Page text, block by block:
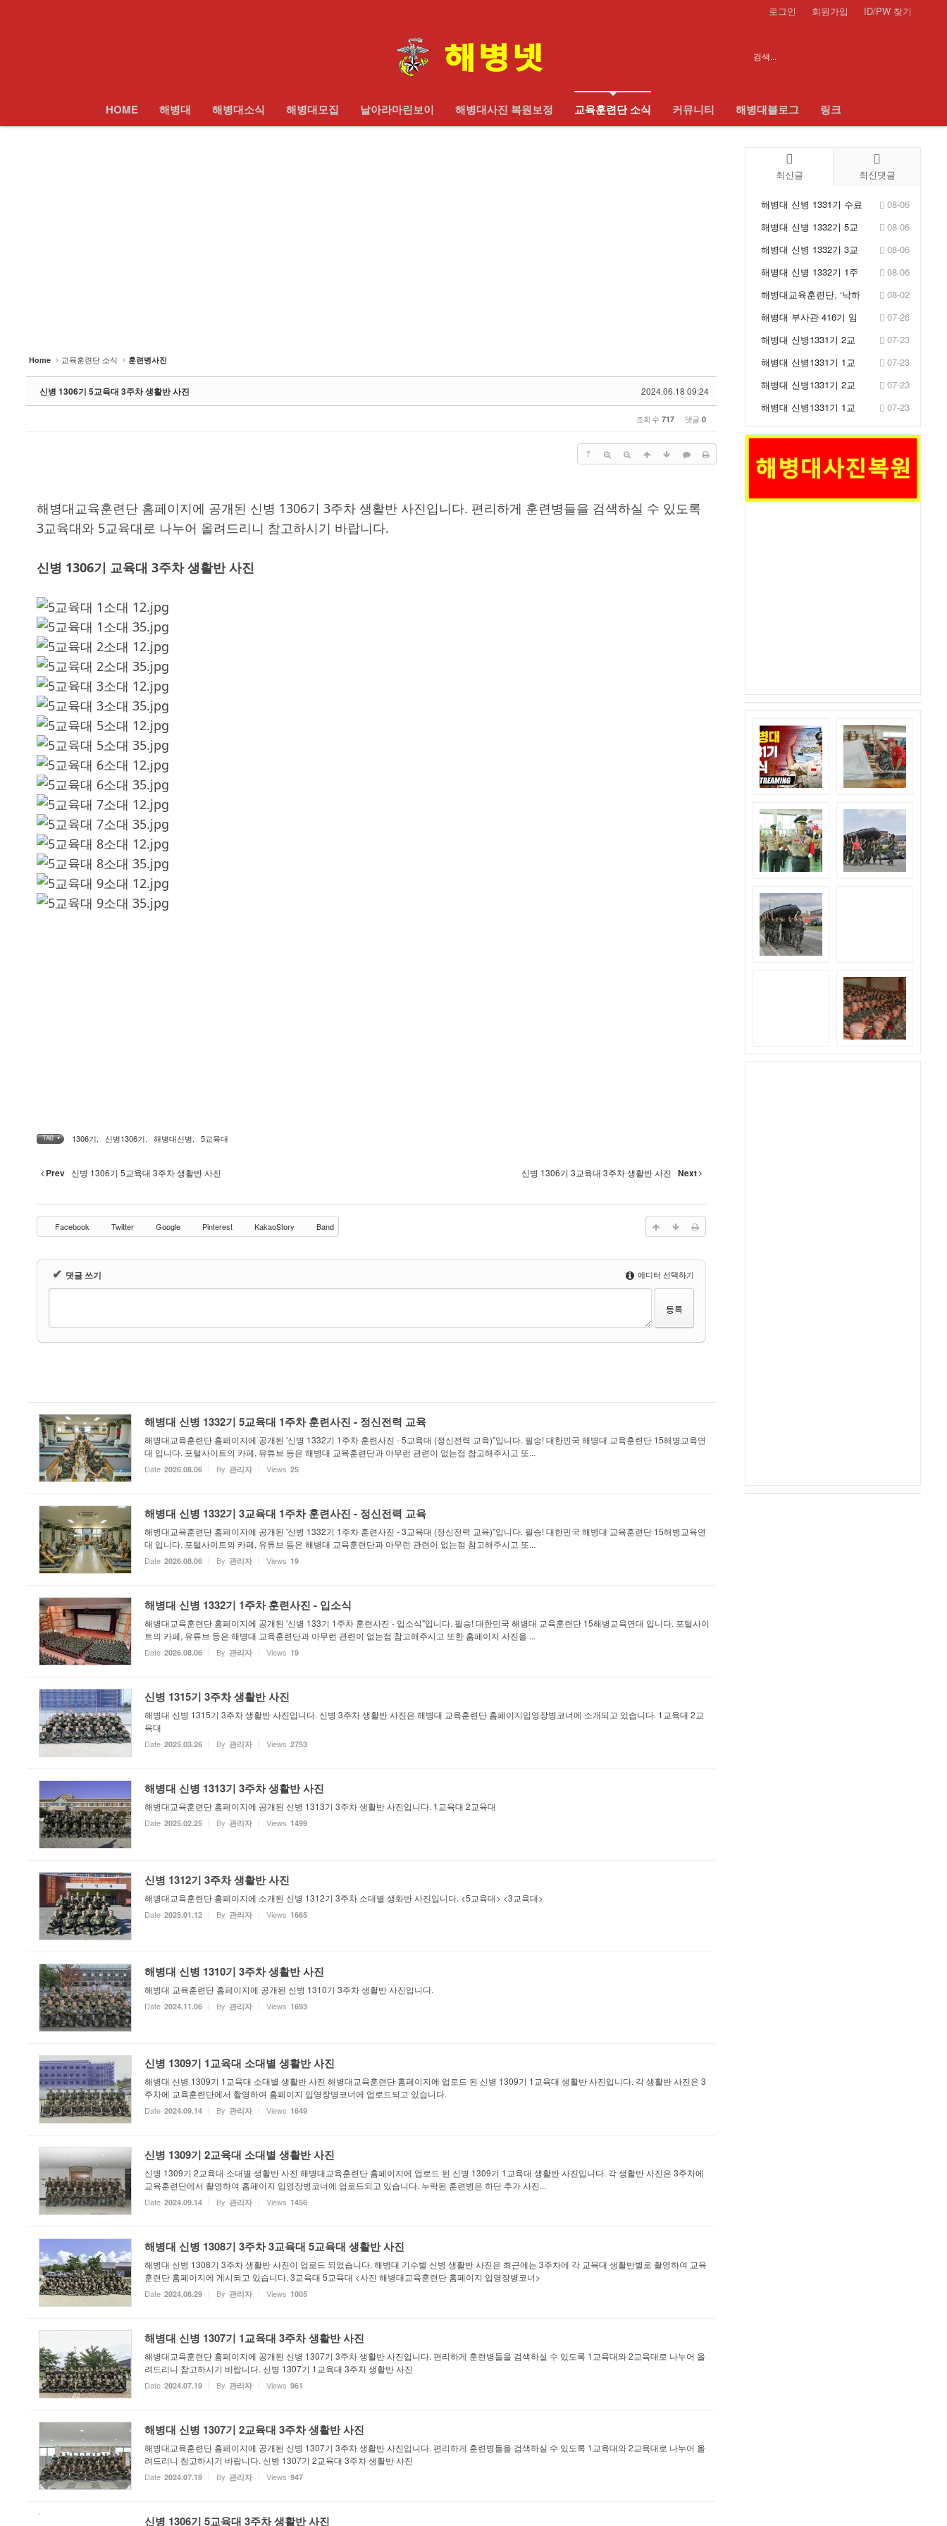
로그인
회원가입 ID/PW 찾기
HOME 해병대 해병대소식 해병대모집 날아라마린보이 해병대사진 복원보정 교육훈련단 소식 커뮤니티 해병대블로그 링크
최신글 최신댓글
해병대 신병 1331기 수료
08-06
해병대 신병 1332기 5교
08-06
해병대 신병 1332기 3교
08-06
해병대 신병 1332기 1주
08-06
해병대교육훈련단, ‘낙하
08-02
해병대 부사관 416기 임
07-26
해병대 신병1331기 2교
IB...
07-23
해병대 신병1331기 1교
IB...
07-23
해병대 신병1331기 2교
생...
07-23
해병대 신병1331기 1교
생...
07-23
Home 교육훈련단 소식 훈련병사진
2024.06.18 09:24
신병 1306기 5교육대 3주차 생활반 사진
조회 수 717 댓글 0
?
해병대교육훈련단 홈페이지에 공개된 신병 1306기 3주차 생활반 사진입니다. 편리하게 훈련병들을 검색하실 수 있도록
3교육대와 5교육대로 나누어 올려드리니 참고하시기 바랍니다.
신병 1306기 교육대 3주차 생활반 사진
TAG • 1306기, 신병1306기, 해병대신병, 5교육대
Prev 신병 1306기 5교육대 3주차 생활반 사진 신병 1306기 3교육대 3주차 생활반 사진 Next
Facebook Twitter Google Pinterest KakaoStory Band
✔ 댓글 쓰기 에디터 선택하기
해병대 신병 1332기 5교육대 1주차 훈련사진 - 정신전력 교육
해병대교육훈련단 홈페이지에 공개된 '신병 1332기 1주차 훈련사진 - 5교육대 (정신전력 교육)"입니다. 필승! 대한민국 해병대 교육훈련단 15해병교육연
대 입니다. 포털사이트의 카페, 유튜브 등은 해병대 교육훈련단과 아무런 관련이 없는점 참고해주시고 또...
Date 2026.08.06 By 관리자 Views 25
해병대 신병 1332기 3교육대 1주차 훈련사진 - 정신전력 교육
해병대교육훈련단 홈페이지에 공개된 '신병 1332기 1주차 훈련사진 - 3교육대 (정신전력 교육)"입니다. 필승! 대한민국 해병대 교육훈련단 15해병교육연
대 입니다. 포털사이트의 카페, 유튜브 등은 해병대 교육훈련단과 아무런 관련이 없는점 참고해주시고 또...
Date 2026.08.06 By 관리자 Views 19
해병대 신병 1332기 1주차 훈련사진 - 입소식
해병대교육훈련단 홈페이지에 공개된 '신병 133기 1주차 훈련사진 - 입소식"입니다. 필승! 대한민국 해병대 교육훈련단 15해병교육연대 입니다. 포털사이
트의 카페, 유튜브 등은 해병대 교육훈련단과 아무런 관련이 없는점 참고해주시고 또한 홈페이지 사진을 ...
Date 2026.08.06 By 관리자 Views 19
신병 1315기 3주차 생활반 사진
해병대 신병 1315기 3주차 생활반 사진입니다. 신병 3주차 생활반 사진은 해병대 교육훈련단 홈페이지입영장병코너에 소개되고 있습니다. 1교육대 2교
육대
Date 2025.03.26 By 관리자 Views 2753
해병대 신병 1313기 3주차 생활반 사진
해병대교육훈련단 홈페이지에 공개된 신병 1313기 3주차 생활반 사진입니다. 1교육대 2교육대
Date 2025.02.25 By 관리자 Views 1499
신병 1312기 3주차 생활반 사진
해병대교육훈련단 홈페이지에 소개된 신병 1312기 3주차 소대별 생화반 사진입니다. <5교육대> <3교육대>
Date 2025.01.12 By 관리자 Views 1665
해병대 신병 1310기 3주차 생활반 사진
해병대 교육훈련단 홈페이지에 공개된 신병 1310기 3주차 생활반 사진입니다.
Date 2024.11.06 By 관리자 Views 1693
신병 1309기 1교육대 소대별 생활반 사진
해병대 신병 1309기 1교육대 소대별 생활반 사진 해병대교육훈련단 홈페이지에 업로드 된 신병 1309기 1교육대 생활반 사진입니다. 각 생활반 사진은 3
주차에 교육훈련단에서 촬영하여 홈페이지 입영장병코너에 업로드되고 있습니다.
Date 2024.09.14 By 관리자 Views 1649
신병 1309기 2교육대 소대별 생활반 사진
신병 1309기 2교육대 소대별 생활반 사진 해병대교육훈련단 홈페이지에 업로드 된 신병 1309기 1교육대 생활반 사진입니다. 각 생활반 사진은 3주차에
교육훈련단에서 촬영하여 홈페이지 입영장병코너에 업로드되고 있습니다. 누락된 훈련병은 하단 추가 사진...
Date 2024.09.14 By 관리자 Views 1456
해병대 신병 1308기 3주차 3교육대 5교육대 생활반 사진
해병대 신병 1308기 3주차 생활반 사진이 업로드 되었습니다. 해병대 기수별 신병 생활반 사진은 최근에는 3주차에 각 교육대 생활반별로 촬영하여 교육
훈련단 홈페이지에 게시되고 있습니다. 3교육대 5교육대 <사진 해병대교육훈련단 홈페이지 입영장병코너>
Date 2024.08.29 By 관리자 Views 1005
해병대 신병 1307기 1교육대 3주차 생활반 사진
해병대교육훈련단 홈페이지에 공개된 신병 1307기 3주차 생활반 사진입니다. 편리하게 훈련병들을 검색하실 수 있도록 1교육대와 2교육대로 나누어 올
려드리니 참고하시기 바랍니다. 신병 1307기 1교육대 3주차 생활반 사진
Date 2024.07.19 By 관리자 Views 961
해병대 신병 1307기 2교육대 3주차 생활반 사진
해병대교육훈련단 홈페이지에 공개된 신병 1307기 3주차 생활반 사진입니다. 편리하게 훈련병들을 검색하실 수 있도록 1교육대와 2교육대로 나누어 올
려드리니 참고하시기 바랍니다. 신병 1307기 2교육대 3주차 생활반 사진
Date 2024.07.19 By 관리자 Views 947
신병 1306기 5교육대 3주차 생활반 사진
해병대블로그